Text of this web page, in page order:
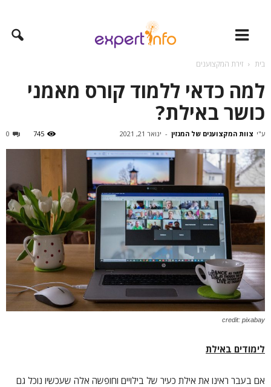
בית זירת המקצוענים
למה כדאי ללמוד קורס מאמני
כושר באילת?
ע"י צוות המקצוענים של המגזין - ינואר 21, 2021 0 745
credit: pixabay
לימודים באילת
אם בעבר ראינו את אילת כעיר של בילויים וחופשה אלה שעכשיו נוכל גם